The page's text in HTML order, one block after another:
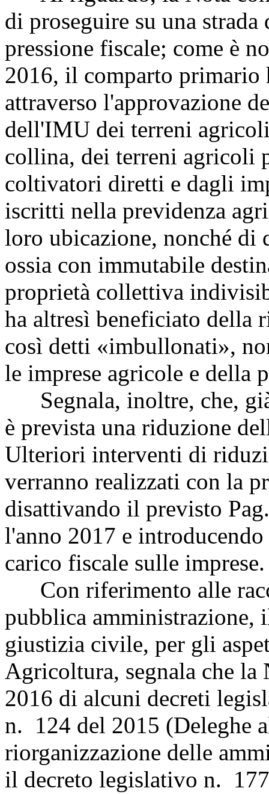
di proseguire su una
pressione fiscale; come è
2016, il comparto primario
attraverso l'approvazione
dell'IMU dei terreni
collina, dei terreni agricoli
coltivatori diretti e dagli
iscritti nella previdenza
loro ubicazione, nonché di
ossia con immutabile
proprietà collettiva
ha altresì beneficiato della
così detti «imbullonati»,
le imprese agricole e della
Segnala, inoltre, che,
è prevista una riduzione
Ulteriori interventi di
verranno realizzati con la
disattivando il previsto
l'anno 2017 e
carico fiscale sulle imprese.
Con riferimento alle
pubblica amministrazione,
giustizia civile, per gli
Agricoltura, segnala che la
2016 di alcuni decreti
n. 124 del 2015 (Deleghe
riorganizzazione delle
il decreto legislativo n.